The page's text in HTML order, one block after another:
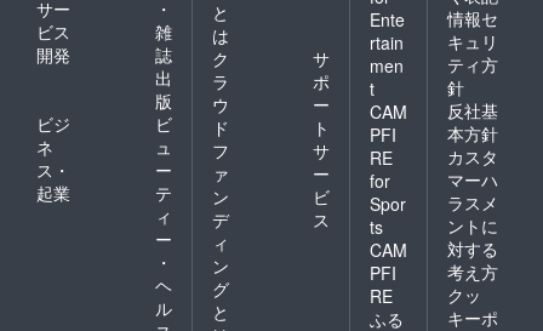
サー
ビス
開発
・
雑
誌
出
版
ビジ
ネ
ス・
起業
ビ
ュ
ー
テ
ィ
ー
・
ヘ
ル
と
は
ク
ラ
ウ
ド
フ
ァ
ン
デ
ィ
ン
グ
と
サ
ポ
ー
ト
サ
ー
ビ
ス
Ente
rtain
men
t
CAM
PFI
RE
for
Spor
ts
CAM
PFI
RE
ふる
情報セ
キュリ
ティ方
針
反社基
本方針
カスタ
マーハ
ラスメ
ントに
対する
考え方
クッ
キーポ